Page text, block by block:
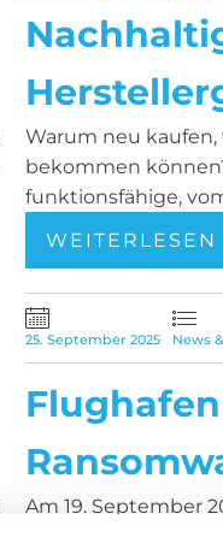
Warum neu
bekommen
funktionsfähige,
WEITERLESEN
25. September 2025 News
Am 19. September
der